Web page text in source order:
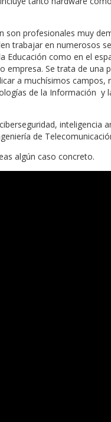
son profesionales muy
trabajar en numerosos
Educación como en el
empresa. Se trata de una
a muchísimos campos,
de la Información y
inteligencia
de
algún caso concreto.